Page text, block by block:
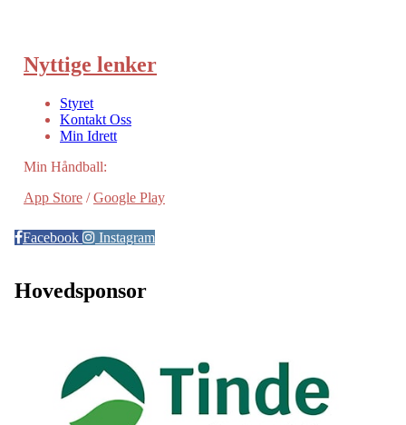
Nyttige lenker
Styret
Kontakt Oss
Min Idrett
Min Håndball:
App Store /Google Play
Facebook Instagram
Hovedsponsor